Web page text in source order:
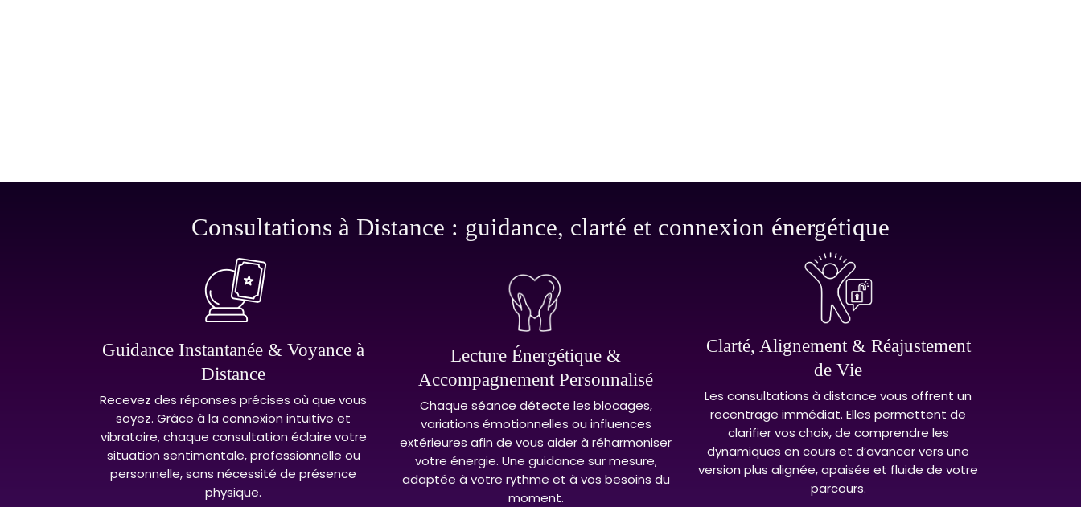
Consultations à Distance : guidance, clarté et connexion énergétique
Guidance Instantanée & Voyance à
Distance
Recevez des réponses précises où que vous
soyez. Grâce à la connexion intuitive et
vibratoire, chaque consultation éclaire votre
situation sentimentale, professionnelle ou
personnelle, sans nécessité de présence
physique.
Lecture Énergétique &
Accompagnement Personnalisé
Chaque séance détecte les blocages,
variations émotionnelles ou influences
extérieures afin de vous aider à réharmoniser
votre énergie. Une guidance sur mesure,
adaptée à votre rythme et à vos besoins du
moment.
Clarté, Alignement & Réajustement
de Vie
Les consultations à distance vous offrent un
recentrage immédiat. Elles permettent de
clarifier vos choix, de comprendre les
dynamiques en cours et d’avancer vers une
version plus alignée, apaisée et fluide de votre
parcours.